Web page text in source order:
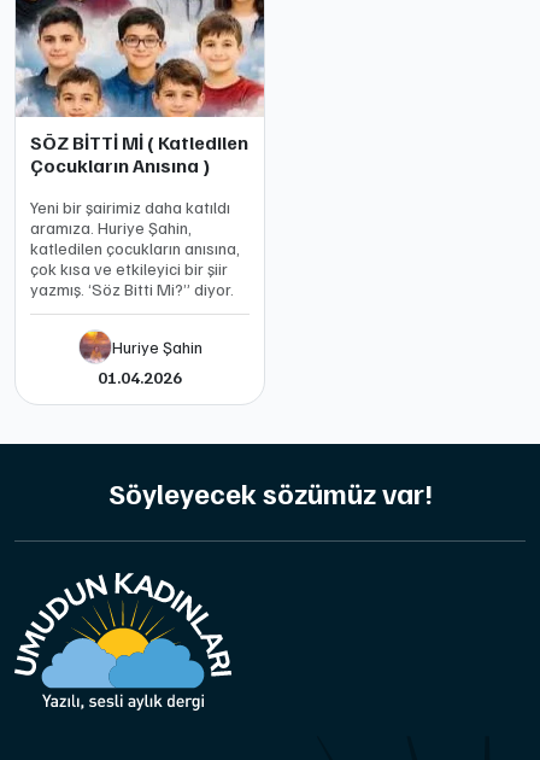
SÖZ BİTTİ Mİ ( Katledilen
Çocukların Anısına )
Yeni bir şairimiz daha katıldı
aramıza. Huriye Şahin,
katledilen çocukların anısına,
çok kısa ve etkileyici bir şiir
yazmış. ‘Söz Bitti Mi?” diyor.
Huriye Şahin
01.04.2026
Söyleyecek sözümüz var!